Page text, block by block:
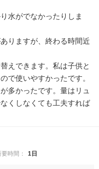
水がでなかったりしま
りますが、終わる時間近
えできます。私は子供と
で使いやすかったです。
多かったです。量はリュ
くしなくても工夫すれば
時間： 1日